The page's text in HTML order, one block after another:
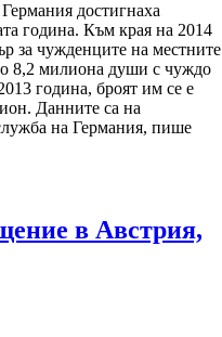
достигнаха
година. Към края на 2014
за чужденците на местните
8,2 милиона души с чуждо
година, броят им се е
Данните са на
на Германия, пише
в Австрия,